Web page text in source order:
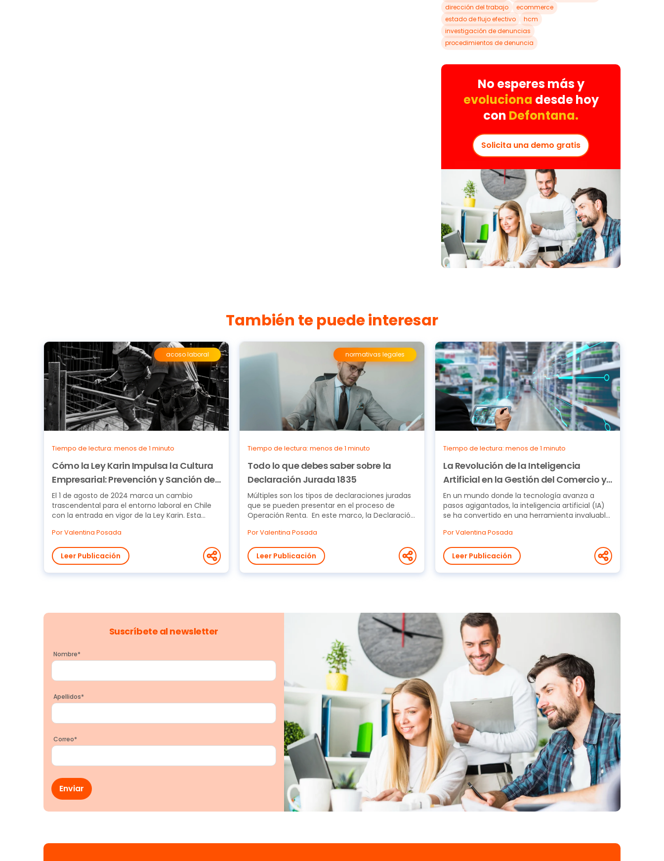
dirección del trabajo
ecommerce
estado de flujo efectivo
hcm
investigación de denuncias
procedimientos de denuncia
No esperes más y
evoluciona desde hoy
con Defontana.
Solicita una demo gratis
También te puede interesar
acoso laboral
Tiempo de lectura: menos de 1 minuto
Cómo la Ley Karin Impulsa la Cultura
Empresarial: Prevención y Sanción del
Acoso Laboral
El 1 de agosto de 2024 marca un cambio
trascendental para el entorno laboral en Chile
con la entrada en vigor de la Ley Karin. Esta
Por Valentina Posada
Leer Publicación
normativas legales
Tiempo de lectura: menos de 1 minuto
Todo lo que debes saber sobre la
Declaración Jurada 1835
Múltiples son los tipos de declaraciones juradas
que se pueden presentar en el proceso de
Operación Renta. En este marco, la Declaración
Por Valentina Posada
Leer Publicación
Tiempo de lectura: menos de 1 minuto
La Revolución de la Inteligencia
Artificial en la Gestión del Comercio y
Retail
En un mundo donde la tecnología avanza a
pasos agigantados, la inteligencia artificial (IA)
se ha convertido en una herramienta invaluable
Por Valentina Posada
Leer Publicación
Suscríbete al newsletter
Nombre*
Apellidos*
Correo*